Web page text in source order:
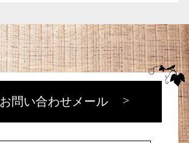
お問い合わせメール